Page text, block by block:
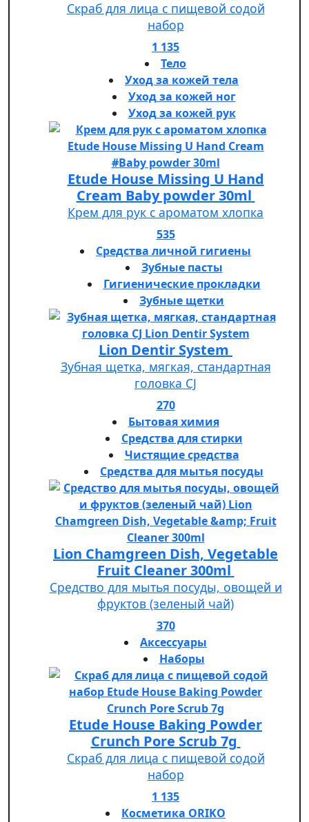
Скраб для лица с пищевой содой
набор
1 135
Тело
Уход за кожей тела
Уход за кожей ног
Уход за кожей рук
Etude House Missing U Hand
Cream Baby powder 30ml
Крем для рук с ароматом хлопка
535
Средства личной гигиены
Зубные пасты
Гигиенические прокладки
Зубные щетки
Lion Dentir System
Зубная щетка, мягкая, стандартная
головка СJ
270
Бытовая химия
Средства для стирки
Чистящие средства
Средства для мытья посуды
Lion Chamgreen Dish, Vegetable
Fruit Cleaner 300ml
Средство для мытья посуды, овощей и
фруктов (зеленый чай)
370
Аксессуары
Наборы
Etude House Baking Powder
Crunch Pore Scrub 7g
Скраб для лица с пищевой содой
набор
1 135
Косметика ORIKO